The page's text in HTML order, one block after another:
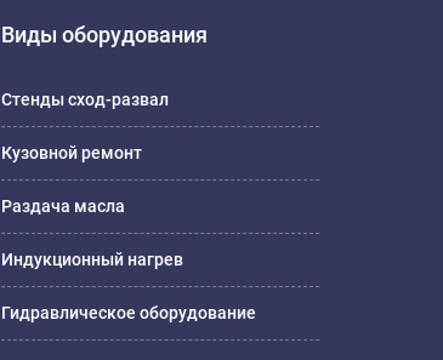
Виды оборудования
Стенды сход-развал
Кузовной ремонт
Раздача масла
Индукционный нагрев
Гидравлическое оборудование